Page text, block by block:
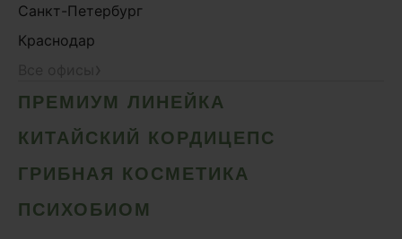
Санкт-Петербург
Краснодар
ПРЕМИУМ ЛИНЕЙКА
КИТАЙСКИЙ КОРДИЦЕПС
ГРИБНАЯ КОСМЕТИКА
ПСИХОБИОМ